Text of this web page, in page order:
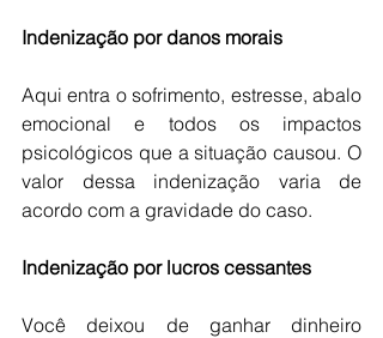
Indenização por danos morais
Aqui entra o sofrimento, estresse, abalo
emocional e todos os impactos
psicológicos que a situação causou. O
valor dessa indenização varia de
acordo com a gravidade do caso.
Indenização por lucros cessantes
Você deixou de ganhar dinheiro